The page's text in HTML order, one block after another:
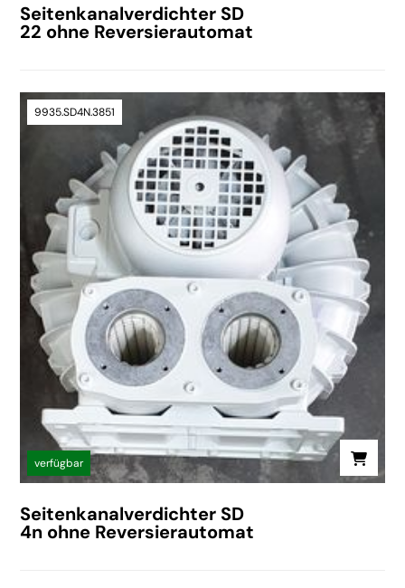
Seitenkanalverdichter SD
22 ohne Reversierautomat
9935.SD4N.3851
verfügbar
Seitenkanalverdichter SD
4n ohne Reversierautomat